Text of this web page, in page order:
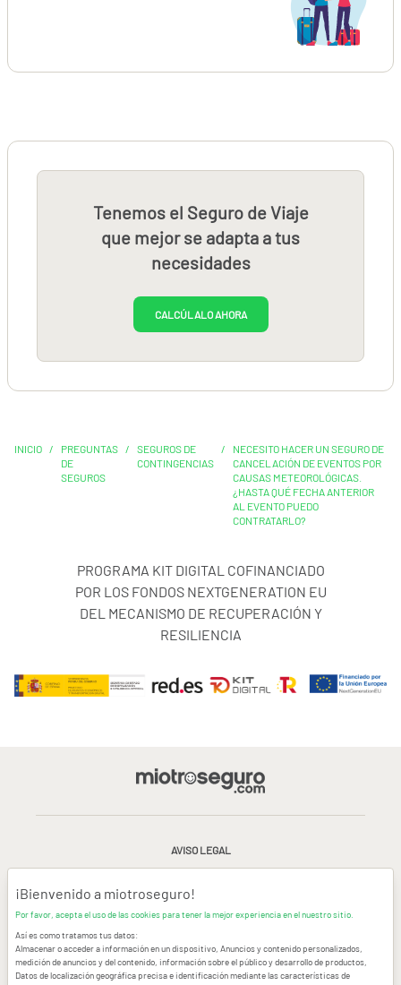
Tenemos el Seguro de Viaje
que mejor se adapta a tus
necesidades
CALCÚLALO AHORA
INICIO /
PREGUNTAS
DE
SEGUROS
/
SEGUROS DE
CONTINGENCIAS
/
NECESITO HACER UN SEGURO DE
CANCELACIÓN DE EVENTOS POR
CAUSAS METEOROLÓGICAS.
¿HASTA QUÉ FECHA ANTERIOR
AL EVENTO PUEDO
CONTRATARLO?
PROGRAMA KIT DIGITAL COFINANCIADO
POR LOS FONDOS NEXTGENERATION EU
DEL MECANISMO DE RECUPERACIÓN Y
RESILIENCIA
AVISO LEGAL
CONDICIONES GENERALES DE USO
CONTACTAR
¡Bienvenido a miotroseguro!
Por favor, acepta el uso de las cookies para tener la mejor experiencia en el nuestro sitio.
Así es como tratamos tus datos:
Almacenar o acceder a información en un dispositivo, Anuncios y contenido personalizados,
medición de anuncios y del contenido, información sobre el público y desarrollo de productos,
Datos de localización geográfica precisa e identificación mediante las características de